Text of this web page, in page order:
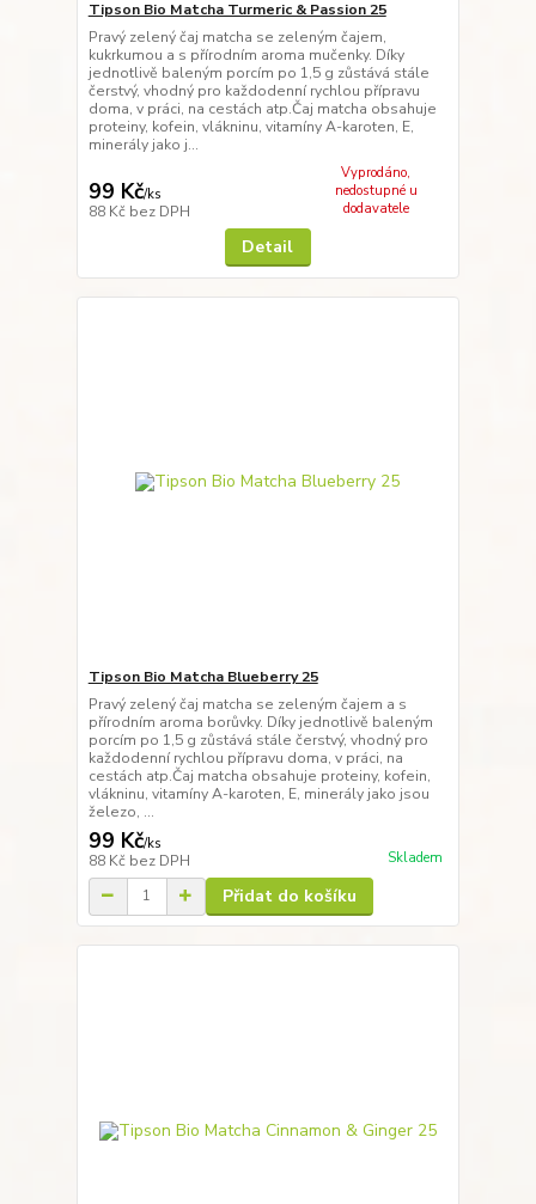
Tipson Bio Matcha Turmeric & Passion 25
Pravý zelený čaj matcha se zeleným čajem,
kukrkumou a s přírodním aroma mučenky. Díky
jednotlivě baleným porcím po 1,5 g zůstává stále
čerstvý, vhodný pro každodenní rychlou přípravu
doma, v práci, na cestách atp.Čaj matcha obsahuje
proteiny, kofein, vlákninu, vitamíny A-karoten, E,
minerály jako j...
99 Kč/ks
88 Kč bez DPH
Vyprodáno,
nedostupné u
dodavatele
Detail
Tipson Bio Matcha Blueberry 25
Pravý zelený čaj matcha se zeleným čajem a s
přírodním aroma borůvky. Díky jednotlivě baleným
porcím po 1,5 g zůstává stále čerstvý, vhodný pro
každodenní rychlou přípravu doma, v práci, na
cestách atp.Čaj matcha obsahuje proteiny, kofein,
vlákninu, vitamíny A-karoten, E, minerály jako jsou
železo, ...
99 Kč/ks
88 Kč bez DPH Skladem
Přidat do košíku